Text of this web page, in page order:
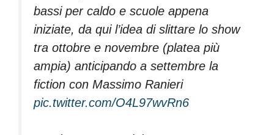
bassi per caldo e scuole appena
iniziate, da qui l’idea di slittare lo show
tra ottobre e novembre (platea più
ampia) anticipando a settembre la
fiction con Massimo Ranieri
pic.twitter.com/O4L97wvRn6